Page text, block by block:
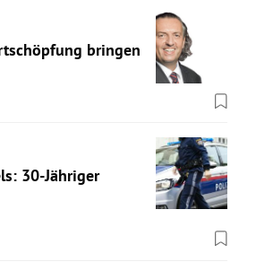
bringen
30-Jähriger